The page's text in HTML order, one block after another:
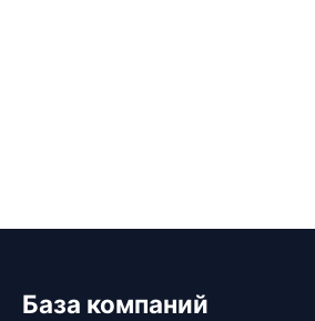
База компаний